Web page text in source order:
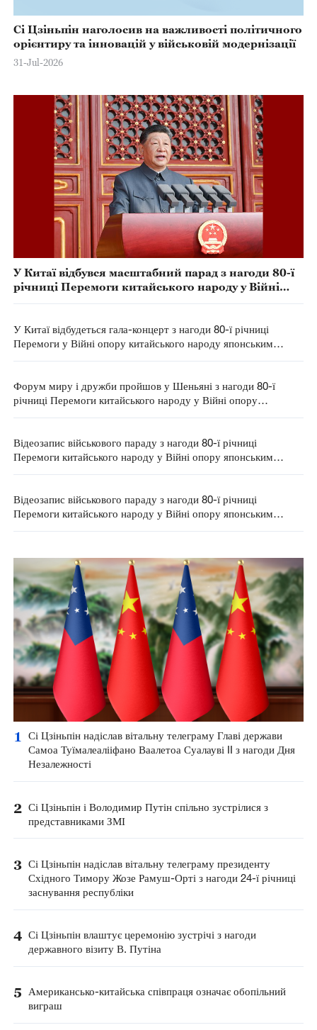
Сі Цзіньпін наголосив на важливості політичного
орієнтиру та інновацій у військовій модернізації
31-Jul-2026
У Китаї відбувся масштабний парад з нагоди 80-ї
річниці Перемоги китайського народу у Війні
У Китаї відбудеться гала-концерт з нагоди 80-ї річниці
Перемоги у Війні опору китайського народу японським
Форум миру і дружби пройшов у Шеньяні з нагоди 80-ї
річниці Перемоги китайського народу у Війні опору
Відеозапис військового параду з нагоди 80-ї річниці
Перемоги китайського народу у Війні опору японським
Відеозапис військового параду з нагоди 80-ї річниці
Перемоги китайського народу у Війні опору японським
1
Сі Цзіньпін надіслав вітальну телеграму Главі держави
Самоа Туїмалеалііфано Ваалетоа Суалауві II з нагоди Дня
Незалежності
2 Сі Цзіньпін і Володимир Путін спільно зустрілися з
представниками ЗМІ
3 Сі Цзіньпін надіслав вітальну телеграму президенту
Східного Тимору Жозе Рамуш-Орті з нагоди 24-ї річниці
заснування республіки
4 Сі Цзіньпін влаштує церемонію зустрічі з нагоди
державного візиту В. Путіна
5
Американсько-китайська співпраця означає обопільний
виграш